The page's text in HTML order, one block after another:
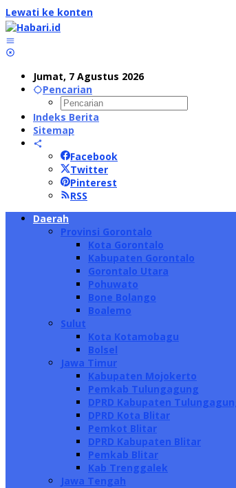
Lewati ke konten
Jumat, 7 Agustus 2026
Pencarian
Indeks Berita
Sitemap
Facebook
Twitter
Pinterest
RSS
Daerah
Provinsi Gorontalo
Kota Gorontalo
Kabupaten Gorontalo
Gorontalo Utara
Pohuwato
Bone Bolango
Boalemo
Sulut
Kota Kotamobagu
Bolsel
Jawa Timur
Kabupaten Mojokerto
Pemkab Tulungagung
DPRD Kabupaten
DPRD Kota Blitar
Pemkot Blitar
DPRD Kabupaten Blitar
Pemkab Blitar
Kab Trenggalek
Jawa Tengah